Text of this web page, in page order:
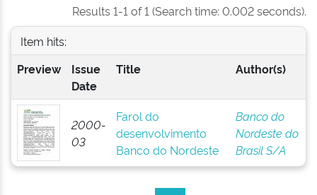
Results 1-1 of 1 (Search time: 0.002 seconds).
Item hits:
Preview
Issue
Date
Title Author(s)
2000-
03
Farol do
desenvolvimento
Banco do Nordeste
Banco do
Nordeste do
Brasil S/A